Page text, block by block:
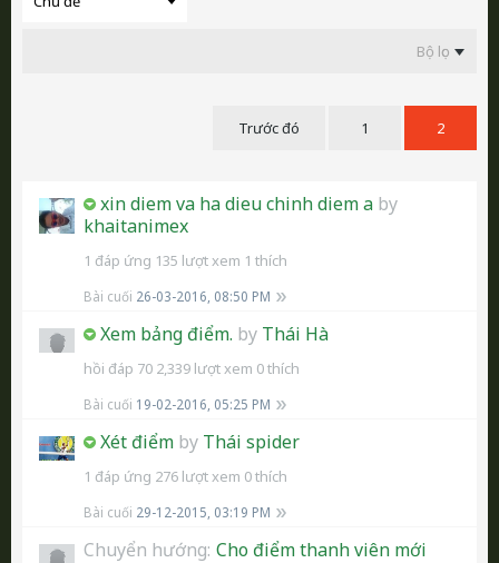
Bộ lọc
Trước đó 1 2
xin diem va ha dieu chinh diem a by
khaitanimex
1 đáp ứng 135 lượt xem 1 thích
Bài cuối 26-03-2016, 08:50 PM
Xem bảng điểm. by Thái Hà
hồi đáp 70 2,339 lượt xem 0 thích
Bài cuối 19-02-2016, 05:25 PM
Xét điểm by Thái spider
1 đáp ứng 276 lượt xem 0 thích
Bài cuối 29-12-2015, 03:19 PM
Chuyển hướng: Cho điểm thanh viên mới